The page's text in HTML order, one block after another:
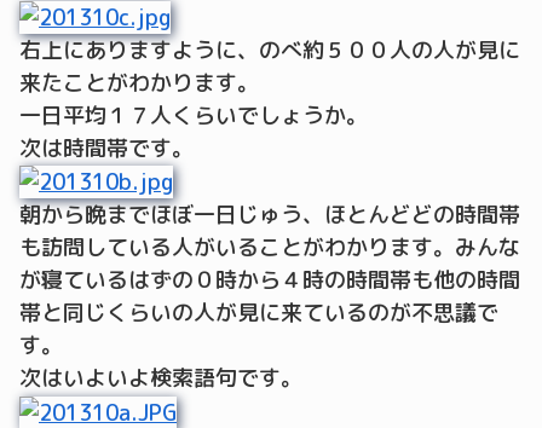
右上にありますように、のべ約５００人の人が見に
来たことがわかります。
一日平均１７人くらいでしょうか。
次は時間帯です。
朝から晩までほぼ一日じゅう、ほとんどどの時間帯
も訪問している人がいることがわかります。みんな
が寝ているはずの０時から４時の時間帯も他の時間
帯と同じくらいの人が見に来ているのが不思議で
す。
次はいよいよ検索語句です。